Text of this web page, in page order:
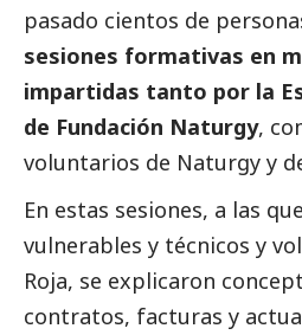
pasado cientos de
sesiones formativas en
impartidas tanto por la
de Fundación Naturgy,
voluntarios de Naturgy y
En estas sesiones, a las
vulnerables y técnicos y
Roja, se explicaron
contratos, facturas y